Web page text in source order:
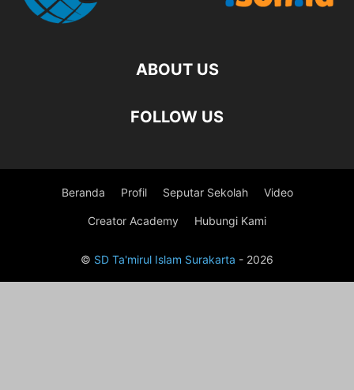
ABOUT US
FOLLOW US
Beranda Profil Seputar Sekolah Video
Creator Academy Hubungi Kami
© SD Ta'mirul Islam Surakarta - 2026